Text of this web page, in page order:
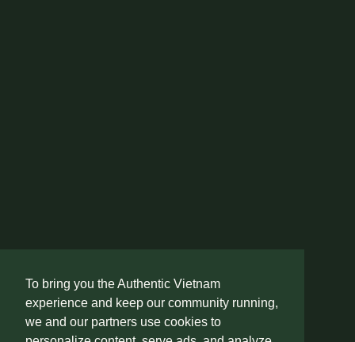
To bring you the Authentic Vietnam
experience and keep our community running,
we and our partners use cookies to